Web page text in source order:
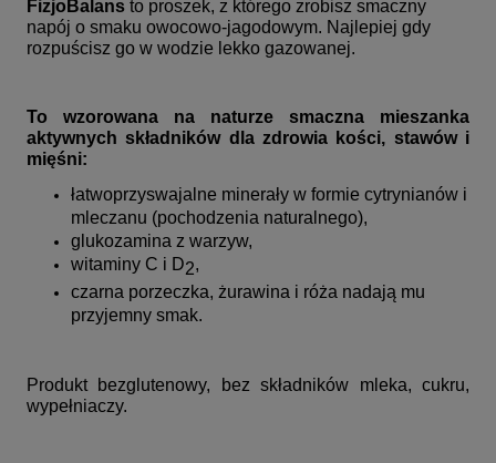
FizjoBalans to proszek, z którego zrobisz smaczny
napój o smaku owocowo-jagodowym. Najlepiej gdy
rozpuścisz go w wodzie lekko gazowanej.
To wzorowana na naturze smaczna mieszanka
aktywnych składników dla zdrowia kości, stawów i
mięśni:
łatwoprzyswajalne minerały w formie cytrynianów i
mleczanu (pochodzenia naturalnego),
glukozamina z warzyw,
witaminy C i D2,
czarna porzeczka, żurawina i róża nadają mu
przyjemny smak.
Produkt bezglutenowy, bez składników mleka, cukru,
wypełniaczy.